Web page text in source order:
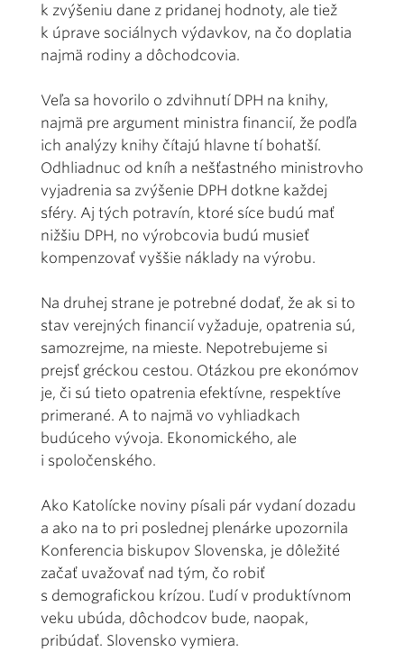
k zvýšeniu dane z pridanej hodnoty, ale tiež
k úprave sociálnych výdavkov, na čo doplatia
najmä rodiny a dôchodcovia.
Veľa sa hovorilo o zdvihnutí DPH na knihy,
najmä pre argument ministra financií, že podľa
ich analýzy knihy čítajú hlavne tí bohatší.
Odhliadnuc od kníh a nešťastného ministrovho
vyjadrenia sa zvýšenie DPH dotkne každej
sféry. Aj tých potravín, ktoré síce budú mať
nižšiu DPH, no výrobcovia budú musieť
kompenzovať vyššie náklady na výrobu.
Na druhej strane je potrebné dodať, že ak si to
stav verejných financií vyžaduje, opatrenia sú,
samozrejme, na mieste. Nepotrebujeme si
prejsť gréckou cestou. Otázkou pre ekonómov
je, či sú tieto opatrenia efektívne, respektíve
primerané. A to najmä vo vyhliadkach
budúceho vývoja. Ekonomického, ale
i spoločenského.
Ako Katolícke noviny písali pár vydaní dozadu
a ako na to pri poslednej plenárke upozornila
Konferencia biskupov Slovenska, je dôležité
začať uvažovať nad tým, čo robiť
s demografickou krízou. Ľudí v produktívnom
veku ubúda, dôchodcov bude, naopak,
pribúdať. Slovensko vymiera.